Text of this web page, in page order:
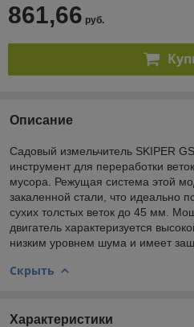
861,66 руб.
Описание
Садовый измельчитель SKIPER
инструмент для переработки
мусора. Режущая система этой
закаленной стали, что идеально
сухих толстых веток до 45 мм.
двигатель характеризуется
низким уровнем шума и имеет
Скрыть
Характеристики